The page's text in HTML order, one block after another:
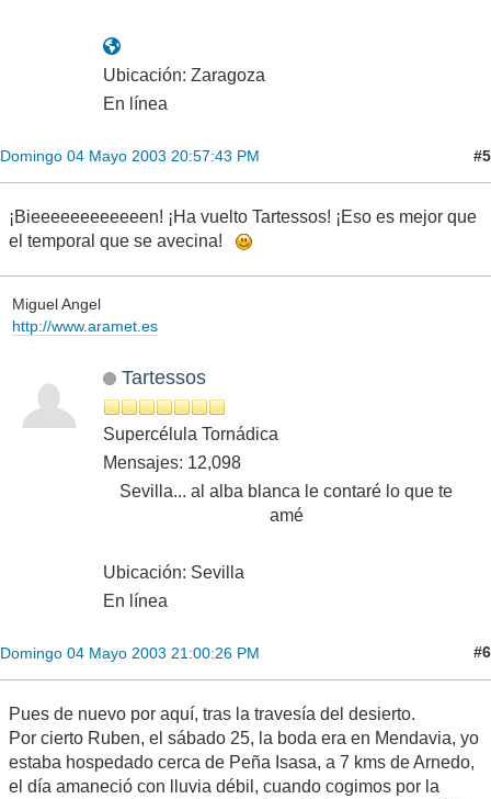
Ubicación: Zaragoza
En línea
Domingo 04 Mayo 2003 20:57:43 PM #5
¡Bieeeeeeeeeeeen! ¡Ha vuelto Tartessos! ¡Eso es mejor que
el temporal que se avecina!
Miguel Angel
http://www.aramet.es
Tartessos
Supercélula Tornádica
Mensajes: 12,098
Sevilla... al alba blanca le contaré lo que te
amé
Ubicación: Sevilla
En línea
Domingo 04 Mayo 2003 21:00:26 PM #6
Pues de nuevo por aquí, tras la travesía del desierto.
Por cierto Ruben, el sábado 25, la boda era en Mendavia, yo
estaba hospedado cerca de Peña Isasa, a 7 kms de Arnedo,
el día amaneció con lluvia débil, cuando cogimos por la